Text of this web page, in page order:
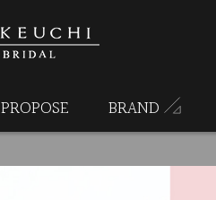
PROPOSE BRAND